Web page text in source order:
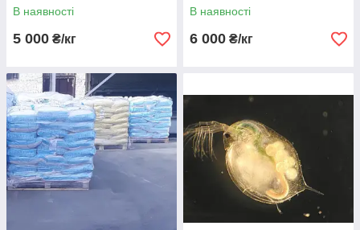
В наявності
5 000 ₴/кг
В наявності
6 000 ₴/кг